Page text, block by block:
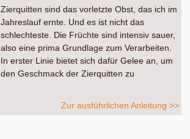
Zierquitten sind das vorletzte Obst, das ich im
Jahreslauf ernte. Und es ist nicht das
schlechteste. Die Früchte sind intensiv sauer,
also eine prima Grundlage zum Verarbeiten.
In erster Linie bietet sich dafür Gelee an, um
den Geschmack der Zierquitten zu
Zur ausführlichen Anleitung >>